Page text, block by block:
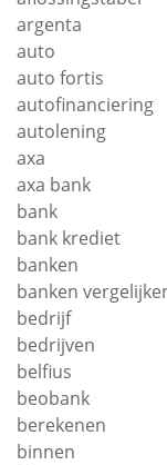
argenta
auto
auto fortis
autofinanciering
autolening
axa
axa bank
bank
bank krediet
banken
banken
bedrijf
bedrijven
belfius
beobank
berekenen
binnen